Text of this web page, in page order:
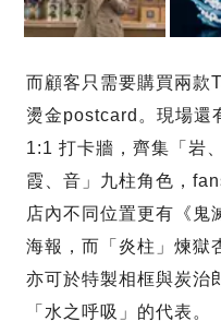
而顧客只需要購買兩款
燙金postcard。現場還
1:1 打卡牆，齊集「岩
霞、音」九柱角色，
店內不同位置更有《鬼
海報，而「炎柱」煉獄
亦可於特製相框與炭治
「水之呼吸」的代表。